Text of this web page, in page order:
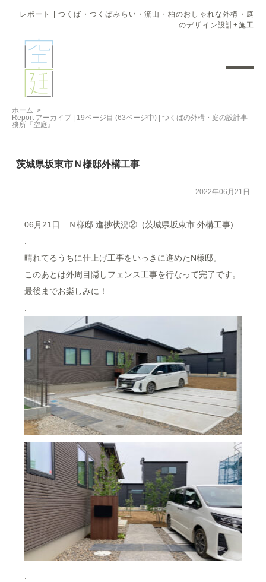
レポート | つくば・つくばみらい・流山・柏のおしゃれな外構・庭
のデザイン設計+施工
ホーム >
Report アーカイブ | 19ページ目 (63ページ中) | つくばの外構・庭の設計事
務所『空庭』
茨城県坂東市Ｎ様邸外構工事
2022年06月21日
06月21日 Ｎ様邸 進捗状況② (茨城県坂東市 外構工事)
.
晴れてるうちに仕上げ工事をいっきに進めたN様邸。
このあとは外周目隠しフェンス工事を行なって完了です。
最後までお楽しみに！
.
.